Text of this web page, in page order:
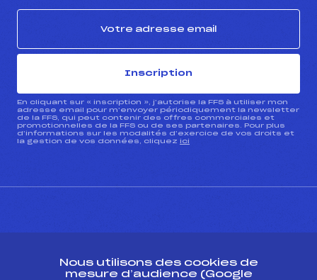
Inscription
En cliquant sur « inscription », j’autorise la FFS à utiliser mon
adresse email pour m’envoyer périodiquement la newsletter
de la FFS, qui peut contenir des offres commerciales et
promotionnelles de la FFS ou de ses partenaires. Pour plus
d’informations sur les modalités d’exercice de vos droits et
la gestion de vos données, cliquez ici
Nous utilisons des cookies de
mesure d’audience (Google